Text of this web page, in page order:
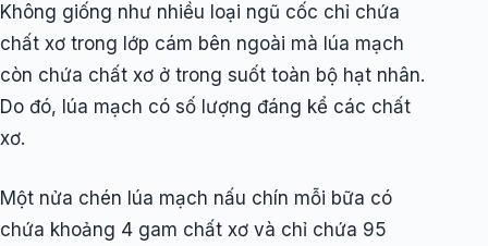
Không giống như nhiều loại ngũ cốc chỉ chứa
chất xơ trong lớp cám bên ngoài mà lúa mạch
còn chứa chất xơ ở trong suốt toàn bộ hạt nhân.
Do đó, lúa mạch có số lượng đáng kể các chất
xơ.
Một nửa chén lúa mạch nấu chín mỗi bữa có
chứa khoảng 4 gam chất xơ và chỉ chứa 95